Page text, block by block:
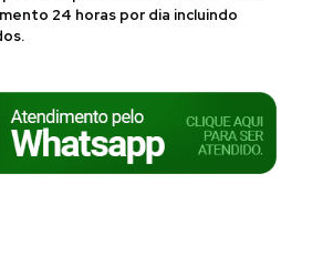
24 horas por dia incluindo